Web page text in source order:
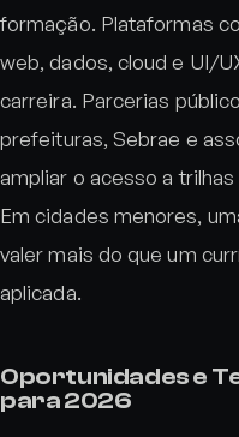
formação. Plataformas
web, dados, cloud e UI/
carreira. Parcerias
prefeituras, Sebrae e
ampliar o acesso a
Em cidades menores,
valer mais do que um
aplicada.
Oportunidades e
para 2026